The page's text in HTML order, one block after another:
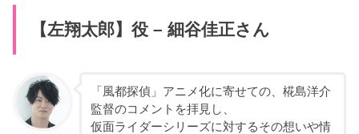
【左翔太郎】役 – 細谷佳正さん
「風都探偵」アニメ化に寄せての、椛島洋介
監督のコメントを拝見し、
仮面ライダーシリーズに対するその想いや情